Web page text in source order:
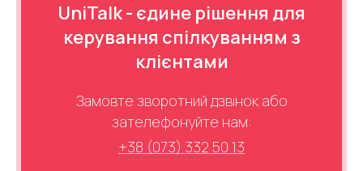
UniTalk - єдине рішення для
керування спілкуванням з
клієнтами
Замовте зворотний дзвінок або
зателефонуйте нам:
+38 (073) 332 50 13
Написати партнеру
Замовити дзвінок
Замовити інтеграцію
Замовити Тест Драйв
допомога
з вибором?